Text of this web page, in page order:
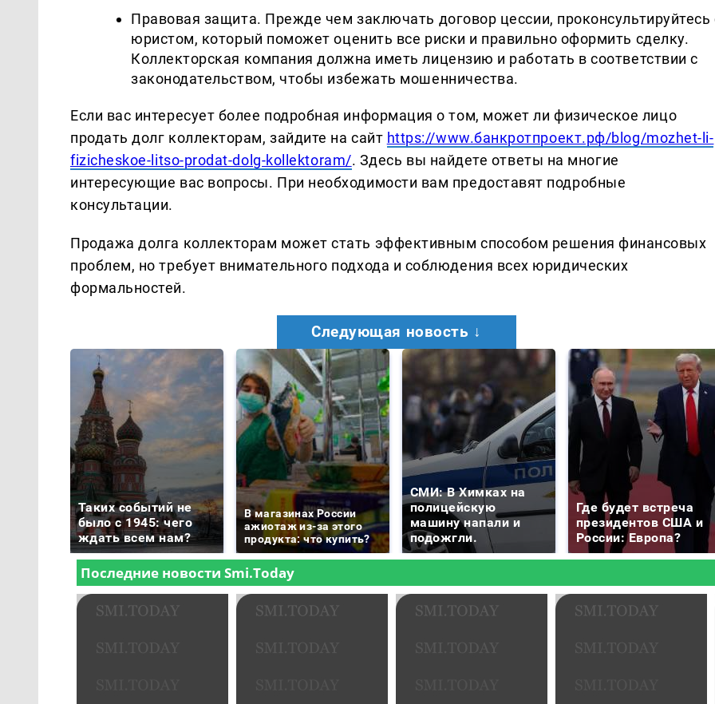
Правовая защита. Прежде чем заключать договор цессии, проконсультируйтесь
юристом, который поможет оценить все риски и правильно оформить сделку.
Коллекторская компания должна иметь лицензию и работать в соответствии с
законодательством, чтобы избежать мошенничества.
Если вас интересует более подробная информация о том, может ли физическое лицо
продать долг коллекторам, зайдите на сайт https://www.банкротпроект.рф/blog/mozhet-li-
fizicheskoe-litso-prodat-dolg-kollektoram/. Здесь вы найдете ответы на многие
интересующие вас вопросы. При необходимости вам предоставят подробные
консультации.
Продажа долга коллекторам может стать эффективным способом решения финансовых
проблем, но требует внимательного подхода и соблюдения всех юридических
формальностей.
Следующая новость ↓
Таких событий не
было с 1945: чего
ждать всем нам?
В магазинах России
ажиотаж из-за этого
продукта: что купить?
СМИ: В Химках на
полицейскую
машину напали и
подожгли.
Где будет встреча
президентов США и
России: Европа?